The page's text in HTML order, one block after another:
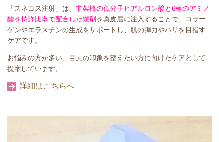
「スネコス注射」は、 非架橋の低分子ヒアルロン酸と6種のアミノ
酸を特許比率で配合した製剤 を真皮層に注入することで、コラー
ゲンやエラスチンの生成をサポートし、肌の弾力やハリを目指す
ケアです。
お悩みの方が多い、目元の印象を整えたい方に向けたケアとして
提案しています。
詳細はこちらへ